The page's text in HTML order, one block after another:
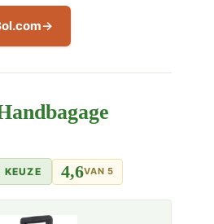
KEUZE 4,6VAN 5